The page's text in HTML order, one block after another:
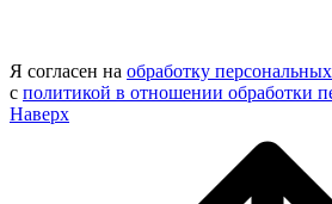
Я согласен на обработку
с политикой в отношении обработки
Наверх